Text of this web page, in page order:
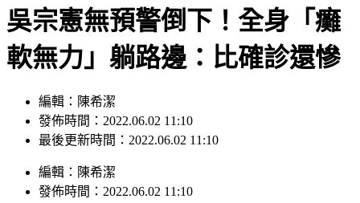
吳宗憲無預警倒下！全身「癱
軟無力」躺路邊：比確診還慘
編輯：陳希潔
發佈時間：2022.06.02 11:10
最後更新時間：2022.06.02 11:10
編輯 ： 陳希潔
發佈時間： 2022.06.02 11:10